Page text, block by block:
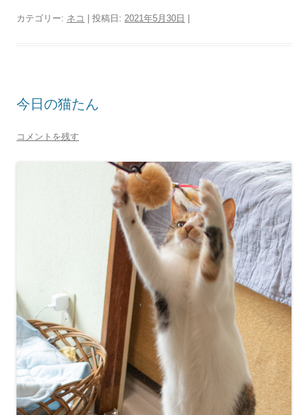
カテゴリー: ネコ | 投稿日: 2021年5月30日
今日の猫たん
コメントを残す